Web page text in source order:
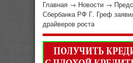
Главная → Новости →
Сбербанка РФ Г. Греф
драйверов роста